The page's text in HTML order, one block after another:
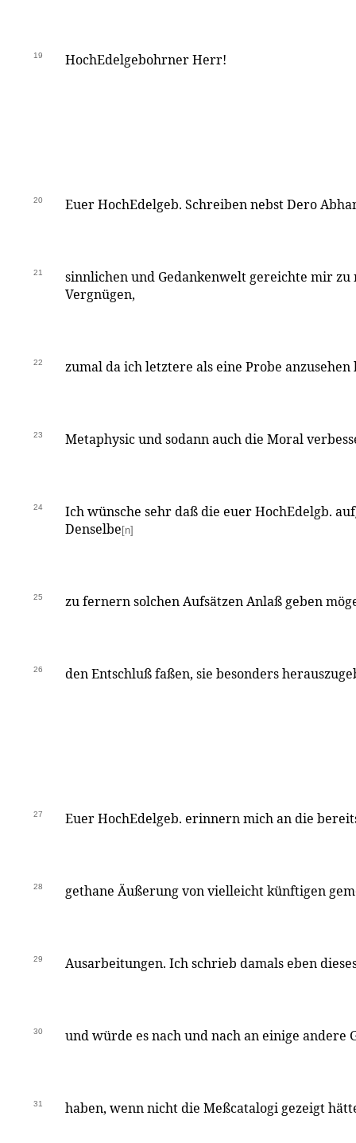
19 HochEdelgebohrner Herr!
20 Euer HochEdelgeb. Schreiben nebst Dero
21
sinnlichen und Gedankenwelt gereichte mir
Vergnügen,
22 zumal da ich letztere als eine Probe anzusehen
23 Metaphysic und sodann auch die Moral
24
Ich wünsche sehr daß die euer HochEdelgb.
Denselbe [n]
25 zu fernern solchen Aufsätzen Anlaß geben
26 den Entschluß faßen, sie besonders
27 Euer HochEdelgeb. erinnern mich an die
28 gethane Äußerung von vielleicht künftigen
29 Ausarbeitungen. Ich schrieb damals eben
30 und würde es nach und nach an einige andere
31 haben, wenn nicht die Meßcatalogi gezeigt